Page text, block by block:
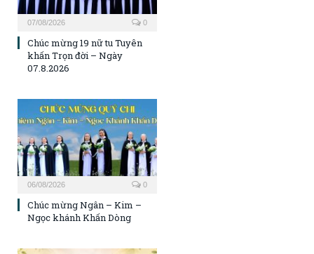
07/08/2026 0
Chúc mừng 19 nữ tu Tuyên
khấn Trọn đời – Ngày
07.8.2026
06/08/2026 0
Chúc mừng Ngân – Kim –
Ngọc khánh Khấn Dòng